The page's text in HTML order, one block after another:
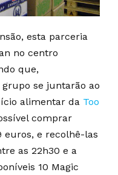
esta parceria
no centro
que,
se juntarão ao
alimentar da Too
comprar
euros, e recolhê-las
as 22h30 e a
10 Magic